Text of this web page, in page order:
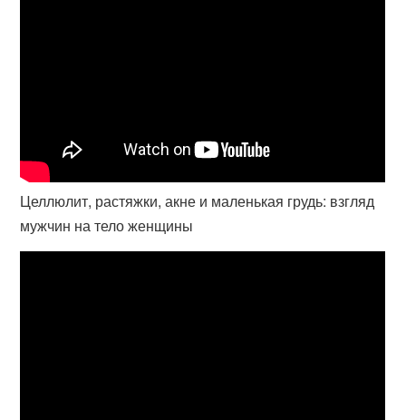
Целлюлит, растяжки, акне и маленькая грудь: взгляд
мужчин на тело женщины